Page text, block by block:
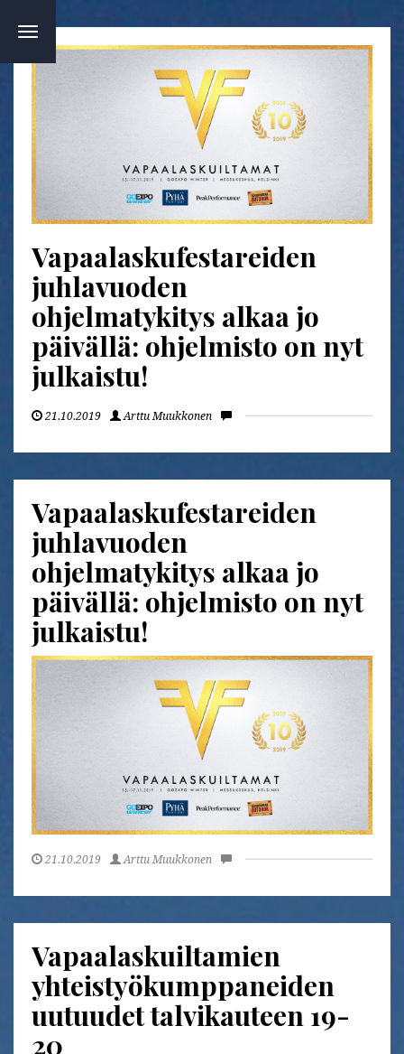
TOGGLE
NAVIGATION
Vapaalaskufestareiden
juhlavuoden
ohjelmatykitys alkaa jo
päivällä: ohjelmisto on nyt
julkaistu!
21.10.2019 Arttu Muukkonen
Vapaalaskufestareiden
juhlavuoden
ohjelmatykitys alkaa jo
päivällä: ohjelmisto on nyt
julkaistu!
21.10.2019 Arttu Muukkonen
Vapaalaskuiltamien
yhteistyökumppaneiden
uutuudet talvikauteen 19-
20